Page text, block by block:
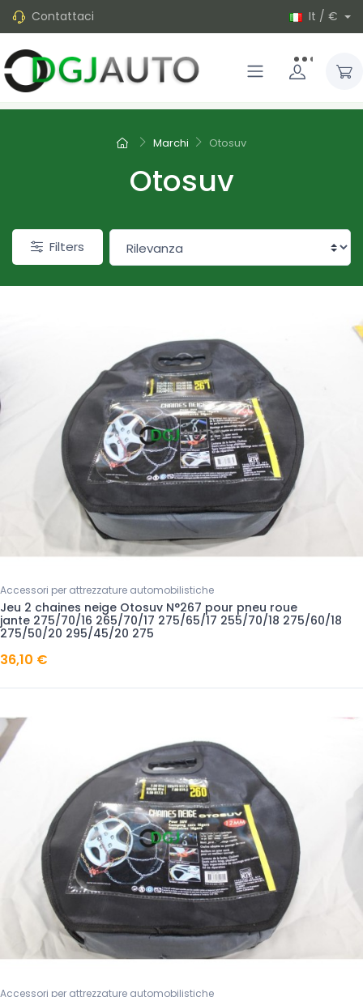
Contattaci It / €
Marchi Otosuv
Otosuv
Filters
Accessori per attrezzature automobilistiche
Jeu 2 chaines neige Otosuv N°267 pour pneu roue
jante 275/70/16 265/70/17 275/65/17 255/70/18 275/60/18
275/50/20 295/45/20 275
36,10 €
Accessori per attrezzature automobilistiche